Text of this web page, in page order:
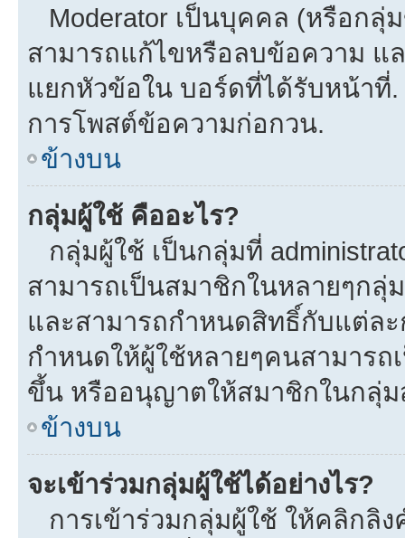
Moderator เป็นบุคคล (หรือก
สามารถแก้ไขหรือลบข้อความ แ
แยกหัวข้อใน บอร์ดที่ได้รับหน้าที่.
การโพสต์ข้อความก่อกวน.
ข้างบน
กลุ่มผู้ใช้ คืออะไร?
กลุ่มผู้ใช้ เป็นกลุ่มที่
สามารถเป็นสมาชิกในหลายๆก
และสามารถกำหนดสิทธิ์กับแต่ละ
กำหนดให้ผู้ใช้หลายๆคนสามารถ
ขึ้น หรืออนุญาตให้สมาชิกในกลุ่ม
ข้างบน
จะเข้าร่วมกลุ่มผู้ใช้ได้อย่างไร?
การเข้าร่วมกลุ่มผู้ใช้ ให้คลิกลิ